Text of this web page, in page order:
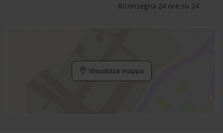
Riconsegna 24 ore su 24
Visualizza mappa